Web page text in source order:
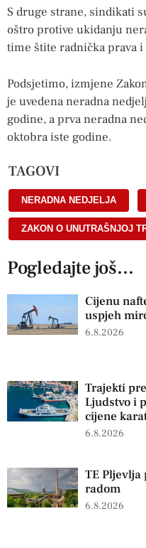
S druge strane, sindikati
oštro protive ukidanju
time štite radnička prava
Podsjetimo, izmjene
je uvedena neradna
godine, a prva neradna
oktobra iste godine.
TAGOVI
NERADNA NEDJELJA
ZAKON O UNUTRAŠNJOJ
Pogledajte još...
Cijenu
uspjeh
6.8.2026
Trajekti
Ljudstvo i
cijene
6.8.2026
TE Pljevlja
radom
6.8.2026